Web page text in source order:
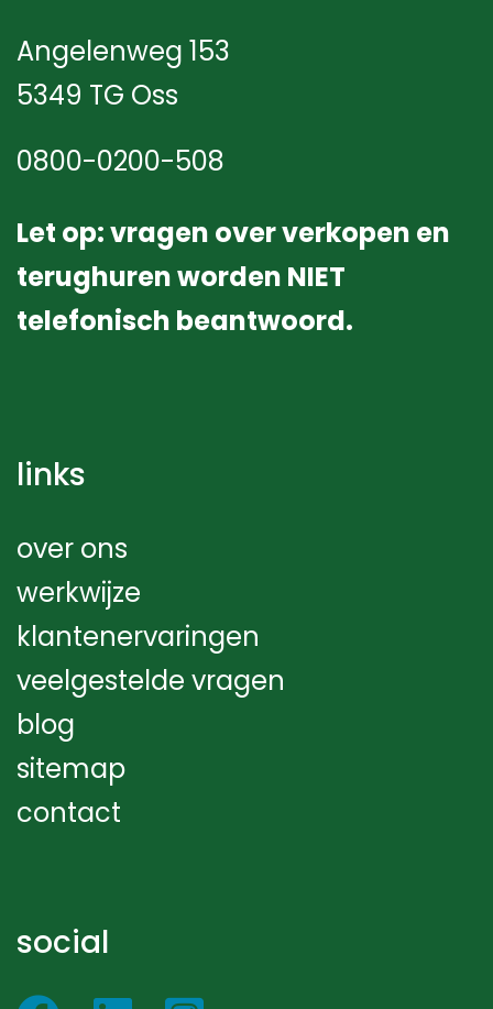
Angelenweg 153
5349 TG Oss
0800-0200-508
Let op: vragen over verkopen en
terughuren worden NIET
telefonisch beantwoord.
links
over ons
werkwijze
klantenervaringen
veelgestelde vragen
blog
sitemap
contact
social